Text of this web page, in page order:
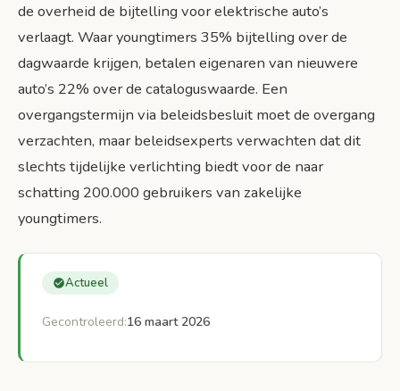
de overheid de bijtelling voor elektrische auto’s
verlaagt. Waar youngtimers 35% bijtelling over de
dagwaarde krijgen, betalen eigenaren van nieuwere
auto’s 22% over de cataloguswaarde. Een
overgangstermijn via beleidsbesluit moet de overgang
verzachten, maar beleidsexperts verwachten dat dit
slechts tijdelijke verlichting biedt voor de naar
schatting 200.000 gebruikers van zakelijke
youngtimers.
Actueel
Gecontroleerd:16 maart 2026